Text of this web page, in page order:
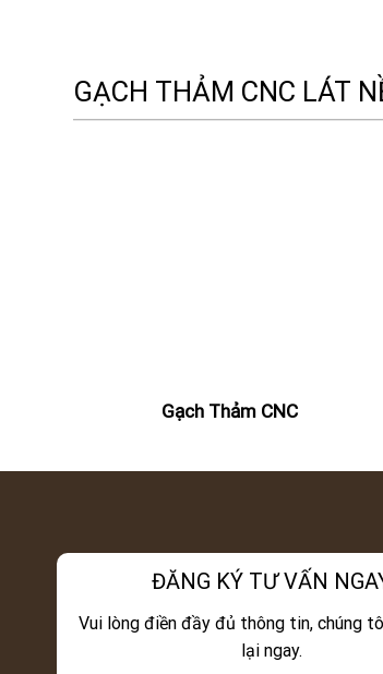
GẠCH THẢM CNC LÁT
Gạch Thảm CNC
ĐĂNG KÝ TƯ VẤN
Vui lòng điền đầy đủ thông tin, chúng
lại ngay.